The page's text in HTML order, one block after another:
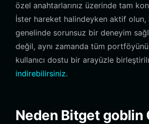
özel anahtarlarınız üzerinde tam
İster hareket halindeyken aktif olun,
genelinde sorunsuz bir deneyim
değil, aynı zamanda tüm
kullanıcı dostu bir arayüzle
indirebilirsiniz.
Neden Bitget goblin